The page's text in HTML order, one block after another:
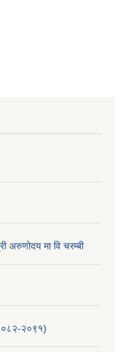
अरुणोदय मा वि चरम्बी
२०९१)